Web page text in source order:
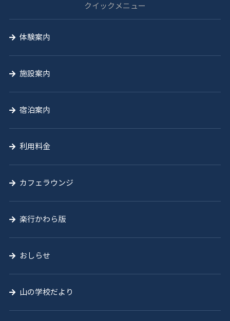
校
クイックメニュー
体験案内
施設案内
宿泊案内
利用料金
カフェラウンジ
楽行かわら版
おしらせ
山の学校だより